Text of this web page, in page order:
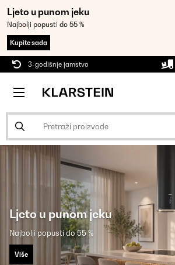
Ljeto u punom jeku
Najbolji popusti do 55 %
Kupite sada
3-godišnje jamstvo
Ljeto u punom jeku
Najbolji popusti do 55 %
Više